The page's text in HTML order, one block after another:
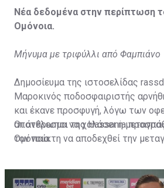
Νέα δεδομένα στην περίπτωση
Ομόνοια.
Μήνυμα με τριφύλλι από Φαμπιάνο
Δημοσίευμα της ιστοσελίδας
Μαροκινός ποδοσφαιριστής
και έκανε προσφυγή, λόγω των
αποτέλεσμα να χαλάσει η
Ομόνοια.
Οι άνθρωποι της Hassania
τον παίκτη να αποδεχθεί την
να λύσει το συμβόλαιό του, ώστε